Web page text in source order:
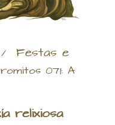
/ Festas e
071: A
relixiosa